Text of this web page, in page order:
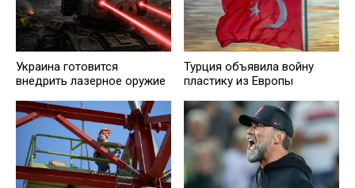
Украина готовится
внедрить лазерное оружие
Турция объявила войну
пластику из Европы